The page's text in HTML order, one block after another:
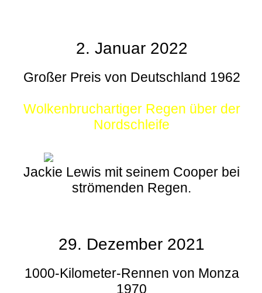
2. Januar 2022
Großer Preis von Deutschland 1962
Wolkenbruchartiger Regen über der
Nordschleife
Jackie Lewis mit seinem Cooper bei
strömenden Regen.
29. Dezember 2021
1000-Kilometer-Rennen von Monza
1970